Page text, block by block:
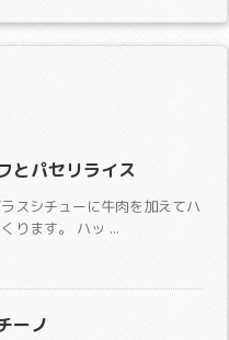
とパセリライス
スシチューに牛肉を加えてハ
ります。 ハッ ...
ーノ